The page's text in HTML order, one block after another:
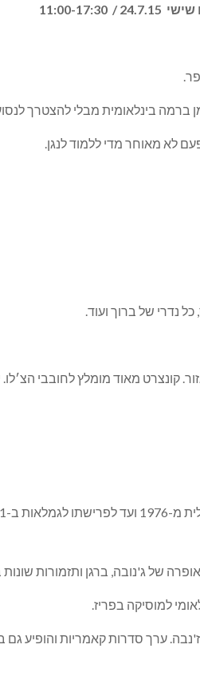
17:30
ברמה בינלאומית מבלי להצטרך
נדרי של ברוך ועוד.
של ג'נובה, ברגן ותזמורות
למוסיקה בפריז.
ערך סדרות קאמריות והופיע גם